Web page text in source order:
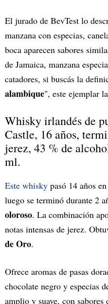
El jurado de BevTest lo
manzana con especias,
boca aparecen sabores
de Jamaica, manzana
catadores, si buscás la
alambique", este ejemplar
Whisky irlandés de
Castle, 16 años,
jerez, 43 % de
ml.
Este whisky pasó 14 años en
luego se terminó durante 2
oloroso. La combinación
notas intensas de jerez.
de Oro.
Ofrece aromas de pasas
chocolate negro y especias
amplio y suave, con